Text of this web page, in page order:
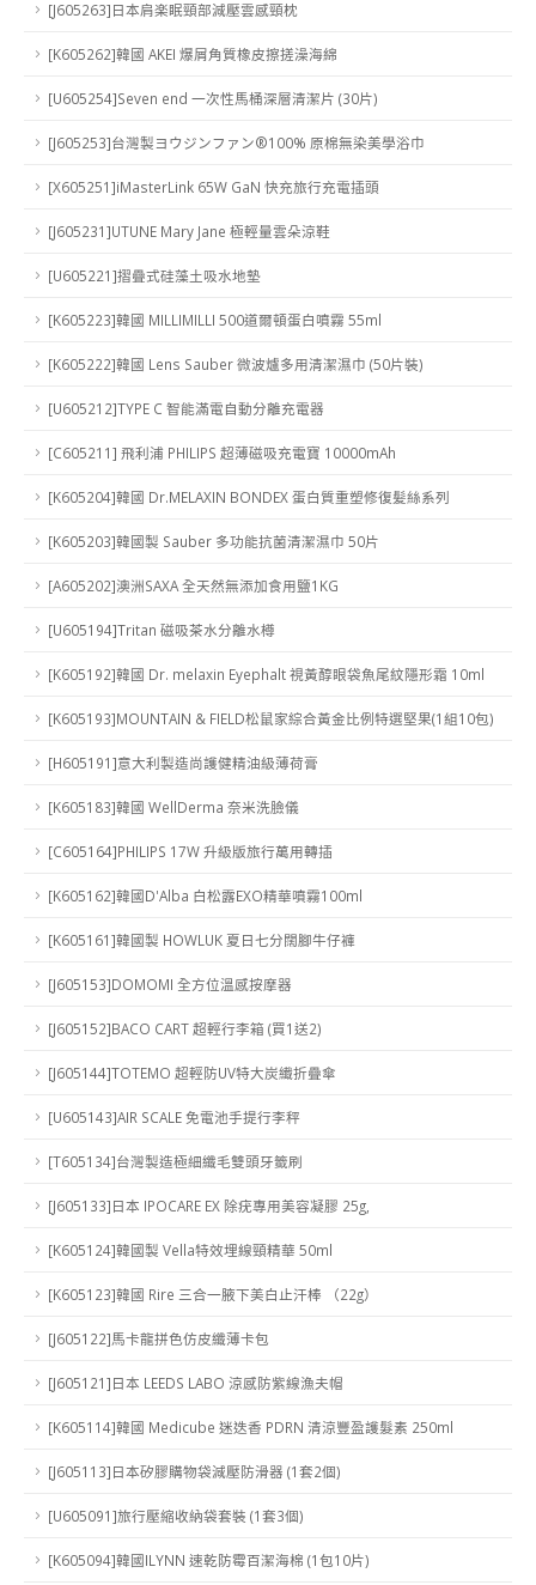
[J605263]日本肩楽眠頸部減壓雲感頸枕
[K605262]韓國 AKEI 爆屑角質橡皮擦搓澡海綿
[U605254]Seven end 一次性馬桶深層清潔片 (30片)
[J605253]台灣製ヨウジンファン®100% 原棉無染美學浴巾
[X605251]iMasterLink 65W GaN 快充旅行充電插頭
[J605231]UTUNE Mary Jane 極輕量雲朵涼鞋
[U605221]摺疊式硅藻土吸水地墊
[K605223]韓國 MILLIMILLI 500道爾頓蛋白噴霧 55ml
[K605222]韓國 Lens Sauber 微波爐多用清潔濕巾 (50片裝)
[U605212]TYPE C 智能滿電自動分離充電器
[C605211] 飛利浦 PHILIPS 超薄磁吸充電寶 10000mAh
[K605204]韓國 Dr.MELAXIN BONDEX 蛋白質重塑修復髪絲系列
[K605203]韓國製 Sauber 多功能抗菌清潔濕巾 50片
[A605202]澳洲SAXA 全天然無添加食用鹽1KG
[U605194]Tritan 磁吸茶水分離水樽
[K605192]韓國 Dr. melaxin Eyephalt 視黃醇眼袋魚尾紋隱形霜 10ml
[K605193]MOUNTAIN & FIELD松鼠家綜合黃金比例特選堅果(1組10包)
[H605191]意大利製造尚護健精油級薄荷膏
[K605183]韓國 WellDerma 奈米洗臉儀
[C605164]PHILIPS 17W 升級版旅行萬用轉插
[K605162]韓國D'Alba 白松露EXO精華噴霧100ml
[K605161]韓國製 HOWLUK 夏日七分闊腳牛仔褲
[J605153]DOMOMI 全方位溫感按摩器
[J605152]BACO CART 超輕行李箱 (買1送2)
[J605144]TOTEMO 超輕防UV特大炭纎折疊傘
[U605143]AIR SCALE 免電池手提行李秤
[T605134]台灣製造極細纖毛雙頭牙籤刷
[J605133]日本 IPOCARE EX 除疣專用美容凝膠 25g,
[K605124]韓國製 Vella特效埋線頸精華 50ml
[K605123]韓國 Rire 三合一腋下美白止汗棒 （22g）
[J605122]馬卡龍拼色仿皮纖薄卡包
[J605121]日本 LEEDS LABO 涼感防紫線漁夫帽
[K605114]韓國 Medicube 迷迭香 PDRN 清涼豐盈護髮素 250ml
[J605113]日本矽膠購物袋減壓防滑器 (1套2個)
[U605091]旅行壓縮收納袋套裝 (1套3個)
[K605094]韓國ILYNN 速乾防霉百潔海棉 (1包10片)